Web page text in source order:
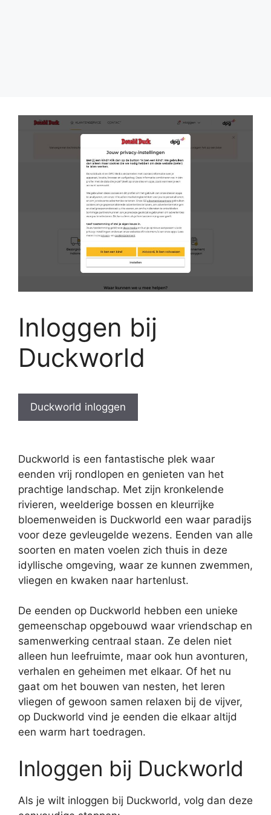
Inloggen bij
Duckworld
Duckworld inloggen
Duckworld is een fantastische plek waar
eenden vrij rondlopen en genieten van het
prachtige landschap. Met zijn kronkelende
rivieren, weelderige bossen en kleurrijke
bloemenweiden is Duckworld een waar paradijs
voor deze gevleugelde wezens. Eenden van alle
soorten en maten voelen zich thuis in deze
idyllische omgeving, waar ze kunnen zwemmen,
vliegen en kwaken naar hartenlust.
De eenden op Duckworld hebben een unieke
gemeenschap opgebouwd waar vriendschap en
samenwerking centraal staan. Ze delen niet
alleen hun leefruimte, maar ook hun avonturen,
verhalen en geheimen met elkaar. Of het nu
gaat om het bouwen van nesten, het leren
vliegen of gewoon samen relaxen bij de vijver,
op Duckworld vind je eenden die elkaar altijd
een warm hart toedragen.
Inloggen bij Duckworld
Als je wilt inloggen bij Duckworld, volg dan deze